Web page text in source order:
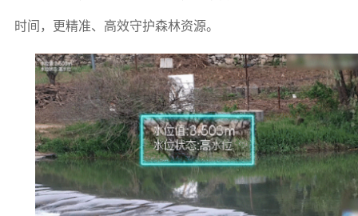
时间，更精准、高效守护森林资源。